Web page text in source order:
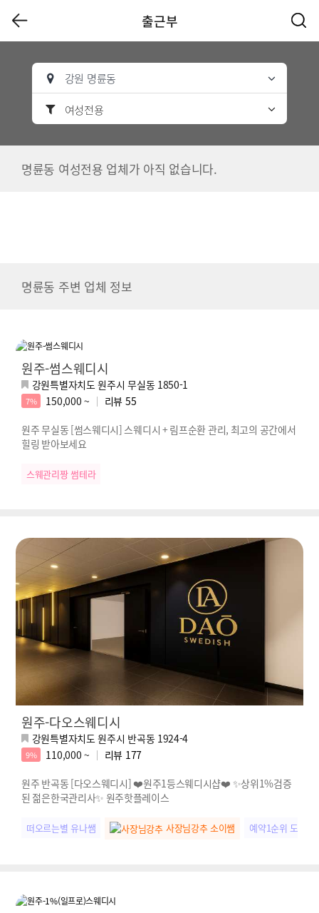
출근부
강원 명륜동
여성전용
명륜동 여성전용 업체가 아직 없습니다.
명륜동 주변 업체 정보
원주-썸스웨디시
강원특별자치도 원주시 무실동 1850-1
7% 150,000 ~ 리뷰 55
원주 무실동 [썸스웨디시] 스웨디시 + 림프순환 관리, 최고의 공간에서
힐링 받아보세요
스웨관리짱 썸테라
원주-다오스웨디시
강원특별자치도 원주시 반곡동 1924-4
9% 110,000 ~ 리뷰 177
원주 반곡동 [다오스웨디시] ❤️원주1등스웨디시샵❤️ ✨상위1%검증
된 젊은한국관리사✨ 원주핫플레이스
떠오르는별 유나쌤 사장님강추 소이쌤 예약1순위 도아쌤